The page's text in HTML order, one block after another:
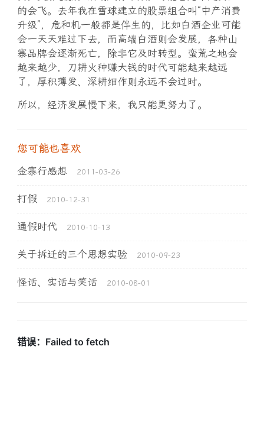
的会飞。去年我在雪球建立的股票组合叫“中产消费
升级”，危和机一般都是伴生的，比如白酒企业可能
会一天天难过下去，而高端白酒则会发展，各种山
寨品牌会逐渐死亡，除非它及时转型。蛮荒之地会
越来越少，刀耕火种赚大钱的时代可能越来越远
了，厚积薄发、深耕细作则永远不会过时。
所以，经济发展慢下来，我只能更努力了。
您可能也喜欢
金寨行感想 2011-03-26
打假 2010-12-31
通假时代 2010-10-13
关于拆迁的三个思想实验 2010-09-23
怪话、实话与笑话 2010-08-01